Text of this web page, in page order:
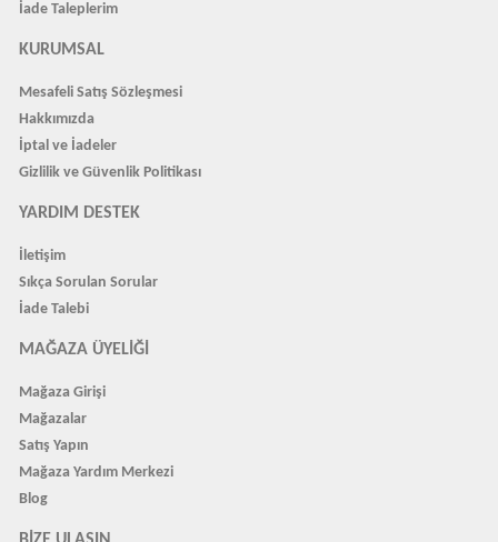
İade Taleplerim
KURUMSAL
Mesafeli Satış Sözleşmesi
Hakkımızda
İptal ve İadeler
Gizlilik ve Güvenlik Politikası
YARDIM DESTEK
İletişim
Sıkça Sorulan Sorular
İade Talebi
MAĞAZA ÜYELIĞI
Mağaza Girişi
Mağazalar
Satış Yapın
Mağaza Yardım Merkezi
Blog